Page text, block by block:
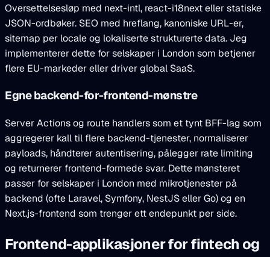
Oversettelsesløp med next-intl, react-i18next eller statiske
JSON-ordbøker. SEO med hreflang, kanoniske URL-er,
sitemap per locale og lokaliserte strukturerte data. Jeg
implementerer dette for selskaper i London som betjener
flere EU-markeder eller driver global SaaS.
Egne backend-for-frontend-mønstre
Server Actions og route handlers som et tynt BFF-lag som
aggregerer kall til flere backend-tjenester, normaliserer
payloads, håndterer autentisering, pålegger rate limiting
og returnerer frontend-formede svar. Dette mønsteret
passer for selskaper i London med mikrotjenester på
backend (ofte Laravel, Symfony, NestJS eller Go) og en
Next.js-frontend som trenger ett endepunkt per side.
Frontend-applikasjoner for fintech og